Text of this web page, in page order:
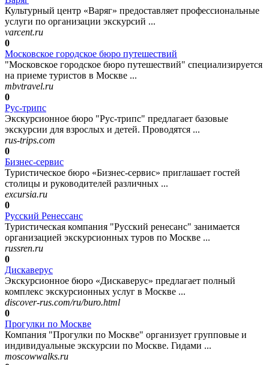
Культурный центр «Варяг» предоставляет профессиональные
услуги по организации экскурсий ...
varcent.ru
0
Московское городское бюро путешествий
"Московское городское бюро путешествий" специализируется
на приеме туристов в Москве ...
mbvtravel.ru
0
Рус-трипс
Экскурсионное бюро "Рус-трипс" предлагает базовые
экскурсии для взрослых и детей. Проводятся ...
rus-trips.com
0
Бизнес-сервис
Туристическое бюро «Бизнес-сервис» приглашает гостей
столицы и руководителей различных ...
excursia.ru
0
Русский Ренессанс
Туристическая компания "Русский ренесанс" занимается
организацией экскурсионных туров по Москве ...
russren.ru
0
Дискаверус
Экскурсионное бюро «Дискаверус» предлагает полный
комплекс экскурсионных услуг в Москве ...
discover-rus.com/ru/buro.html
0
Прогулки по Москве
Компания "Прогулки по Москве" организует групповые и
индивидуальные экскурсии по Москве. Гидами ...
moscowwalks.ru